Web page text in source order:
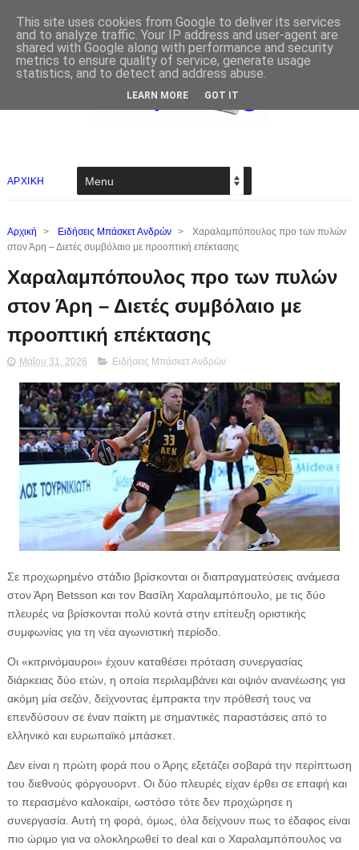
ΑΡΧΙΚΗ
Αρχική > Ειδήσεις Μπάσκετ Ανδρών >
Χαραλαμπόπουλος προ των πυλών
στον Άρη – Διετές συμβόλαιο με προοπτική επέκτασης
Χαραλαμπόπουλος προ των πυλών
στον Άρη – Διετές συμβόλαιο με
προοπτική επέκτασης
Μαΐου 31, 2026 Ειδήσεις Μπάσκετ Ανδρών
Σε προχωρημένο στάδιο βρίσκονται οι διαπραγματεύσεις ανάμεσα
στον Άρη Betsson και τον Βασίλη Χαραλαμπόπουλο, με τις δύο
πλευρές να βρίσκονται πολύ κοντά στην επίτευξη οριστικής
συμφωνίας για τη νέα αγωνιστική περίοδο.
Οι «κιτρινόμαυροι» έχουν καταθέσει πρόταση συνεργασίας
διάρκειας δύο ετών, η οποία περιλαμβάνει και οψιόν ανανέωσης για
ακόμη μία σεζόν, δείχνοντας έμπρακτα την πρόθεσή τους να
επενδύσουν σε έναν παίκτη με σημαντικές παραστάσεις από το
ελληνικό και ευρωπαϊκό μπάσκετ.
Δεν είναι η πρώτη φορά που ο Άρης εξετάζει σοβαρά την περίπτωση
του διεθνούς φόργουορντ. Οι δύο πλευρές είχαν έρθει σε επαφή και
το περασμένο καλοκαίρι, ωστόσο τότε δεν προχώρησε η
συνεργασία. Αυτή τη φορά, όμως, όλα δείχνουν πως το έδαφος είναι
πιο ώριμο για να ολοκληρωθεί το deal και ο Χαραλαμπόπουλος να
This site uses cookies from Google to deliver its services
and to analyze traffic. Your IP address and user-agent are
shared with Google along with performance and security
metrics to ensure quality of service, generate usage
statistics, and to detect and address abuse.
LEARN MORE GOT IT